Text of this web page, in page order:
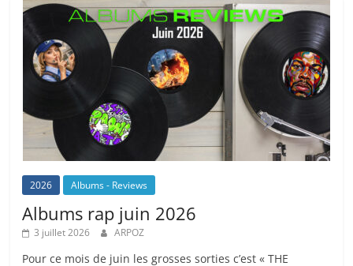
2026 Albums - Reviews
Albums rap juin 2026
3 juillet 2026 ARPOZ
Pour ce mois de juin les grosses sorties c’est « THE